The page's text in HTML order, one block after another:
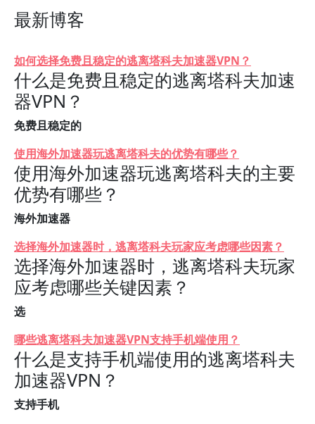
最新博客
如何选择免费且稳定的逃离塔科夫加速器VPN？
什么是免费且稳定的逃离塔科夫加速
器VPN？
免费且稳定的
使用海外加速器玩逃离塔科夫的优势有哪些？
使用海外加速器玩逃离塔科夫的主要
优势有哪些？
海外加速器
选择海外加速器时，逃离塔科夫玩家应考虑哪些因素？
选择海外加速器时，逃离塔科夫玩家
应考虑哪些关键因素？
选
哪些逃离塔科夫加速器VPN支持手机端使用？
什么是支持手机端使用的逃离塔科夫
加速器VPN？
支持手机